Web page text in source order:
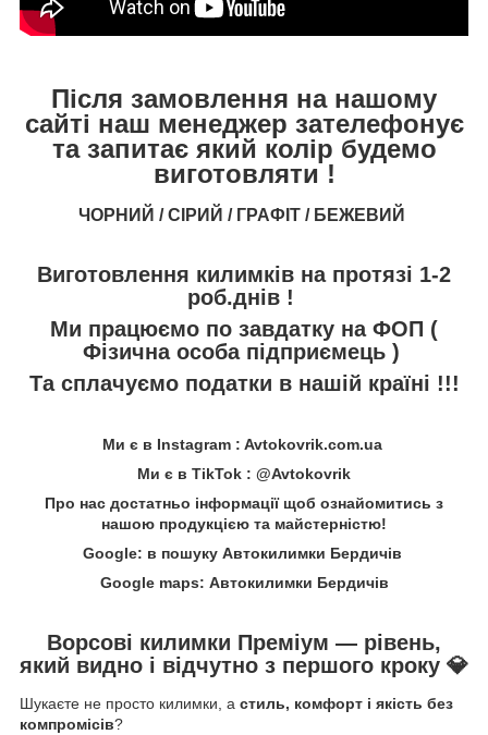
Після замовлення на нашому
сайті наш менеджер зателефонує
та запитає який колір будемо
виготовляти !
ЧОРНИЙ / СІРИЙ / ГРАФІТ / БЕЖЕВИЙ
Виготовлення килимків на протязі 1-2
роб.днів !
Ми працюємо по завдатку на ФОП (
Фізична особа підприємець )
Та сплачуємо податки в нашій країні !!!
Ми є в Instagram : Avtokovrik.com.ua
Ми є в TikTok : @Avtokovrik
Про нас достатньо інформації щоб ознайомитись з
нашою продукцією та майстерністю!
Google: в пошуку Автокилимки Бердичів
Google maps: Автокилимки Бердичів
Ворсові килимки Преміум — рівень,
який видно і відчутно з першого кроку 💎
Шукаєте не просто килимки, а стиль, комфорт і якість без
компромісів?